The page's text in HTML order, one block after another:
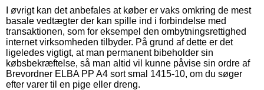
I øvrigt kan det anbefales at køber er vaks omkring de mest
basale vedtægter der kan spille ind i forbindelse med
transaktionen, som for eksempel den ombytningsrettighed
internet virksomheden tilbyder. På grund af dette er det
ligeledes vigtigt, at man permanent bibeholder sin
købsbekræftelse, så man altid vil kunne påvise sin ordre af
Brevordner ELBA PP A4 sort smal 1415-10, om du søger
efter varer til en pige eller dreng.